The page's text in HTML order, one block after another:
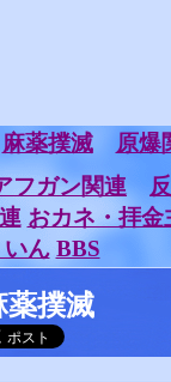
麻薬撲滅
原爆
フガン関連
おカネ・拝金
いん BBS
薬撲滅